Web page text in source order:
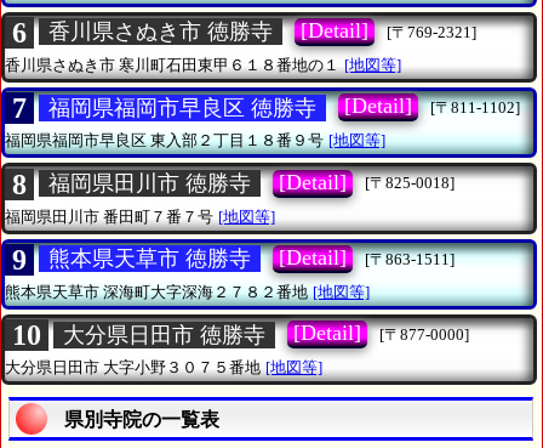
6 香川県さぬき市 徳勝寺 [Detail]
[〒769-2321]
香川県さぬき市 寒川町石田東甲６１８番地の１ [地図等]
7 福岡県福岡市早良区 徳勝寺 [Detail]
[〒811-1102]
福岡県福岡市早良区東入部２丁目１８番９号 [地図等]
8 福岡県田川市 徳勝寺 [Detail]
[〒825-0018]
福岡県田川市 番田町７番７号 [地図等]
9 熊本県天草市 徳勝寺 [Detail]
[〒863-1511]
熊本県天草市深海町大字深海２７８２番地 [地図等]
10 大分県日田市 徳勝寺 [Detail]
[〒877-0000]
大分県日田市大字小野３０７５番地 [地図等]
県別寺院の一覧表